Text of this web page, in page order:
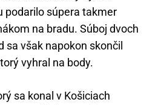
podarilo súpera takmer
na bradu. Súboj dvoch
sa však napokon skončil
vyhral na body.
sa konal v Košiciach